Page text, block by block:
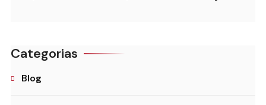
Categorias
Blog